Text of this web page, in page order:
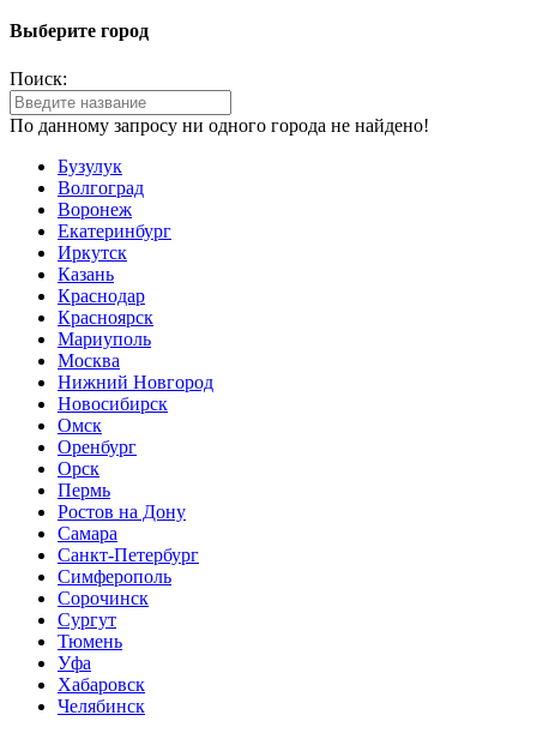
Выберите город
Поиск:
По данному запросу ни одного города не найдено!
Бузулук
Волгоград
Воронеж
Екатеринбург
Иркутск
Казань
Краснодар
Красноярск
Мариуполь
Москва
Нижний Новгород
Новосибирск
Омск
Оренбург
Орск
Пермь
Ростов на Дону
Самара
Санкт-Петербург
Симферополь
Сорочинск
Сургут
Тюмень
Уфа
Хабаровск
Челябинск